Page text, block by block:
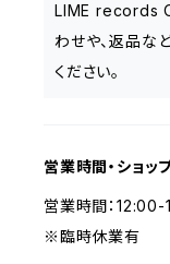
LIME records
わせや、返品な
ください。
営業時間・ショッ
営業時間：
※臨時休業有